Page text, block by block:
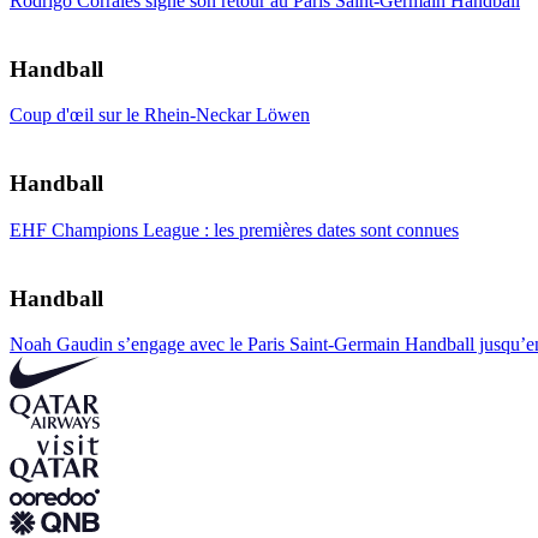
Handball
Coup d'œil sur le Rhein-Neckar Löwen
Handball
EHF Champions League : les premières dates sont connues
Handball
Noah Gaudin s’engage avec le Paris Saint-Germain Handball